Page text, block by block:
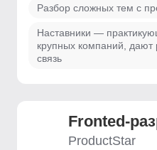
Разбор сложных тем с
Наставники —
крупных компаний, дают
связь
Fronted-
ProductStar